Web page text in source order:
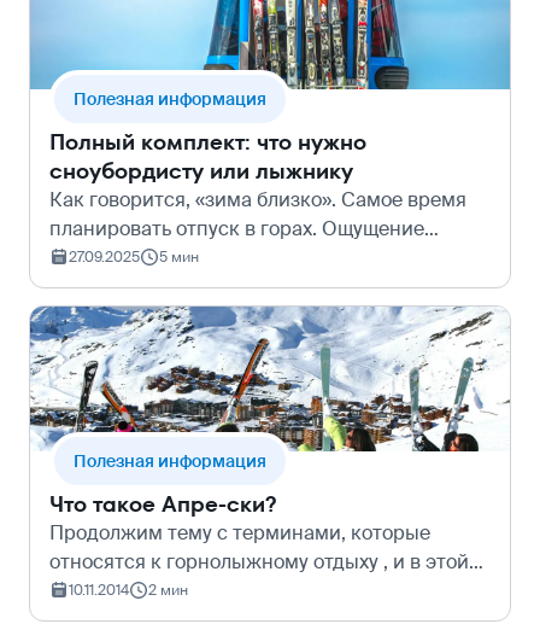
Полезная информация
Полный комплект: что нужно
сноубордисту или лыжнику
Как говорится, «зима близко». Самое время
планировать отпуск в горах. Ощущение
скорости, свежий морозный воздух и
захватывающие дух пейзажи – ради этого
миллионы людей ежегодно отправляются на
горнолы…
27.09.2025 5 мин
Полезная информация
Что такое Апре-ски?
Продолжим тему с терминами, которые
относятся к горнолыжному отдыху , и в этой
статье мы поговорим об апре-ски, а
10.11.2014 2 мин